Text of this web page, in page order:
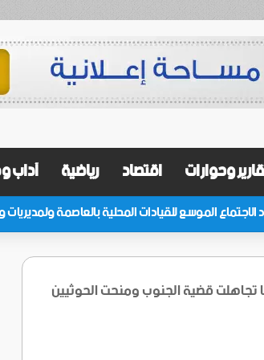
وحوارات اقتصاد رياضية آداب
تجاهلت قضية الجنوب ومنحت الحوثيين